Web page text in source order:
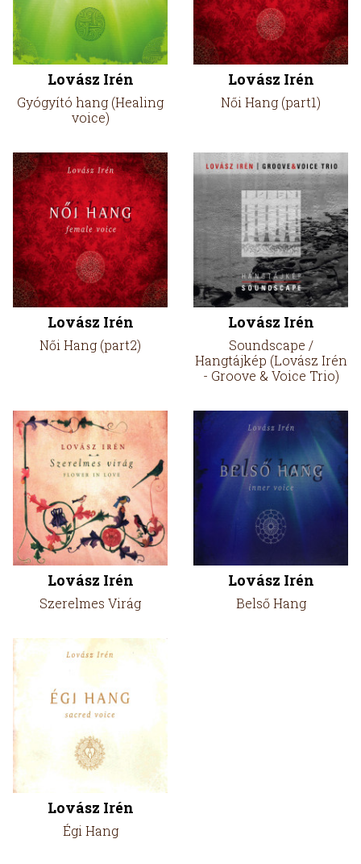
Lovász Irén
Gyógyító hang (Healing
voice)
Lovász Irén
Női Hang (part1)
Lovász Irén
Női Hang (part2)
Lovász Irén
Soundscape /
Hangtájkép (Lovász Irén
- Groove & Voice Trio)
Lovász Irén
Szerelmes Virág
Lovász Irén
Belső Hang
Lovász Irén
Égi Hang